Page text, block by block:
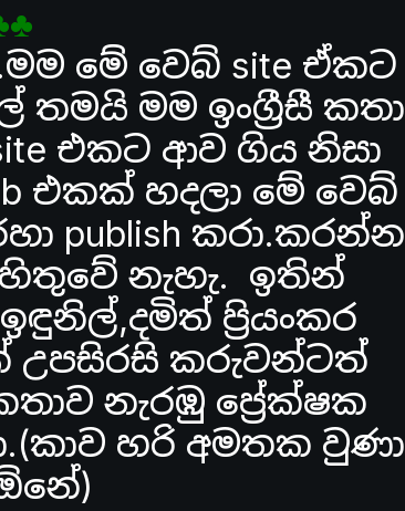
මේ වෙබ් site ඒකට
තමයි මම ඉංග්‍රීසී කතා
එකට ආව ගිය නිසා
එකක් හදලා මේ වෙබ්
publish කරා.කරන්න
නැහැ. ඉතින්
ප්‍රියංකර
උපසිරසි කරුවන්ටත්
නැරඹු ප්‍රේක්ෂක
හරි අමතක වුණා